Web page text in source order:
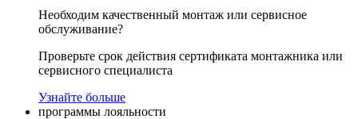
Необходим качественный монтаж или сервисное
обслуживание?
Проверьте срок действия сертификата монтажника или
сервисного специалиста
Узнайте больше
программы лояльности